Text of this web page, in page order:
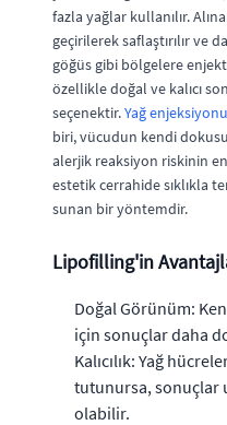
fazla yağlar kullanılır.
geçirilerek saflaştırılır ve
göğüs gibi bölgelere
özellikle doğal ve kalıcı
seçenektir.Yağ enjeksiyonu
biri, vücudun kendi
alerjik reaksiyon riskinin
estetik cerrahide sıklıkla
sunan bir yöntemdir.
Lipofilling'in
Doğal Görünüm:
için sonuçlar daha
Kalıcılık: Yağ
tutunursa, sonuçlar
olabilir.